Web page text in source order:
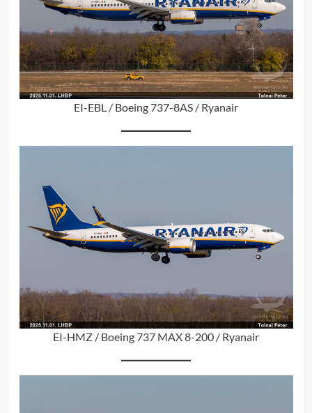
EI-EBL / Boeing 737-8AS / Ryanair
EI-HMZ / Boeing 737 MAX 8-200 / Ryanair